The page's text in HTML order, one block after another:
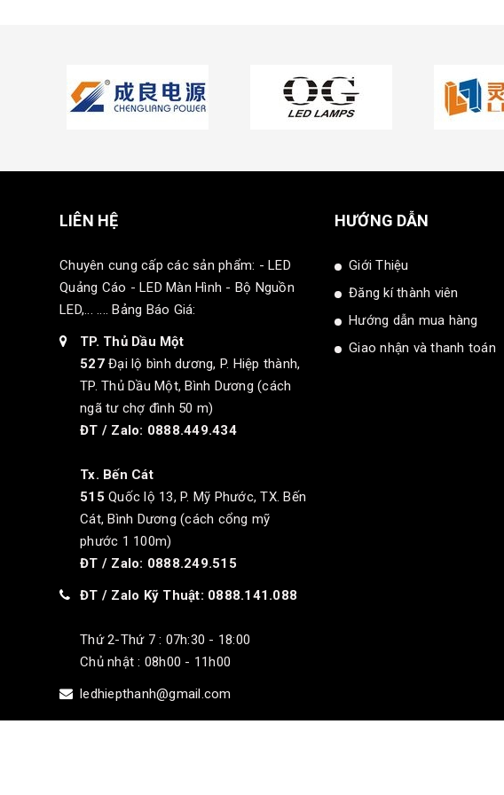
LIÊN HỆ
Chuyên cung cấp các sản phẩm: - LED
Quảng Cáo - LED Màn Hình - Bộ Nguồn
LED,... .... Bảng Báo Giá:
TP. Thủ Dầu Một
527Đại lộ bình dương, P. Hiệp thành,
TP. Thủ Dầu Một, Bình Dương (cách
ngã tư chợ đình 50 m)
ĐT / Zalo: 0888.449.434
Tx. Bến Cát
515 Quốc lộ 13, P. Mỹ Phước, TX. Bến
Cát, Bình Dương (cách cổng mỹ
phước 1 100m)
ĐT / Zalo: 0888.249.515
ĐT / Zalo Kỹ Thuật: 0888.141.088
Thứ 2-Thứ 7 : 07h:30 - 18:00
Chủ nhật : 08h00 - 11h00
ledhiepthanh@gmail.com
HƯỚNG DẪN
Giới Thiệu
Đăng kí thành viên
Hướng dẫn mua hàng
Giao nhận và thanh toán